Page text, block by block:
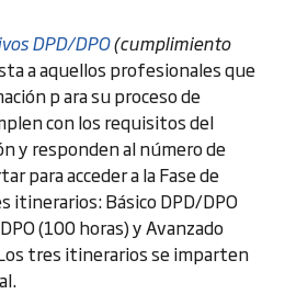
DPD/DPO(cumplimiento
a aquellos profesionales que
p ara su proceso de
con los requisitos del
y responden al número de
para acceder a la Fase de
itinerarios: Básico DPD/DPO
(100 horas) y Avanzado
tres itinerarios se imparten